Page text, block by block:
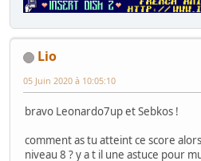
Lio
05 Juin 2020 à 10:05:10
bravo Leonardo7up et Sebkos !
comment as tu atteint ce score
niveau 8 ? y a t il une astuce pour